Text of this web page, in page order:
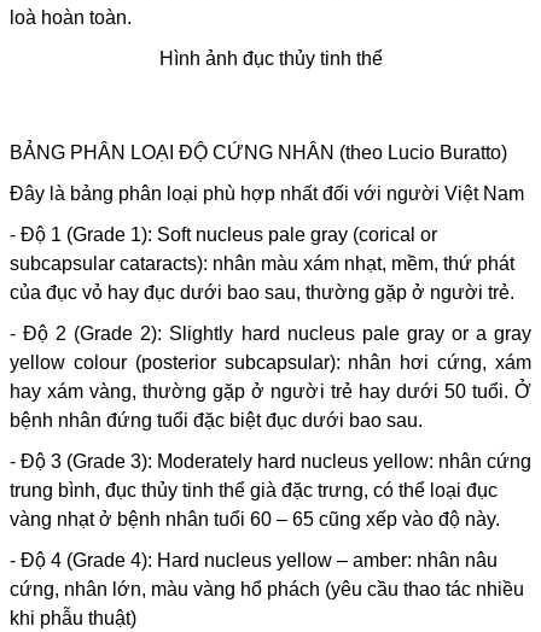
loà hoàn toàn.
Hình ảnh đục thủy tinh thể
BẢNG PHÂN LOẠI ĐỘ CỨNG NHÂN (theo Lucio Buratto)
Đây là bảng phân loại phù hợp nhất đối với người Việt Nam
- Độ 1 (Grade 1): Soft nucleus pale gray (corical or
subcapsular cataracts): nhân màu xám nhạt, mềm, thứ phát
của đục vỏ hay đục dưới bao sau, thường gặp ở người trẻ.
- Độ 2 (Grade 2): Slightly hard nucleus pale gray or a gray
yellow colour (posterior subcapsular): nhân hơi cứng, xám
hay xám vàng, thường gặp ở người trẻ hay dưới 50 tuổi. Ở
bệnh nhân đứng tuổi đặc biệt đục dưới bao sau.
- Độ 3 (Grade 3): Moderately hard nucleus yellow: nhân cứng
trung bình, đục thủy tinh thể già đặc trưng, có thể loại đục
vàng nhạt ở bệnh nhân tuổi 60 – 65 cũng xếp vào độ này.
- Độ 4 (Grade 4): Hard nucleus yellow – amber: nhân nâu
cứng, nhân lớn, màu vàng hổ phách (yêu cầu thao tác nhiều
khi phẫu thuật)